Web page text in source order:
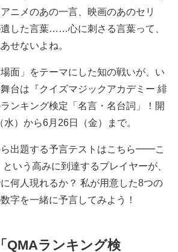
ニメのあの一言、映画のあのセリ
した言葉……心に刺さる言葉って、
せないよね。
面」をテーマにした知の戦いが、い
台は『クイズマジックアカデミー 緋
ンキング検定「名言・名台詞」！開
）から6月26日（金）まで。
出題する予言テストはこちら━━こ
いう高みに到達するプレイヤーが、
何人現れるか？ 私が用意した8つの
字を一緒に予言してみよう！
QMAランキング検